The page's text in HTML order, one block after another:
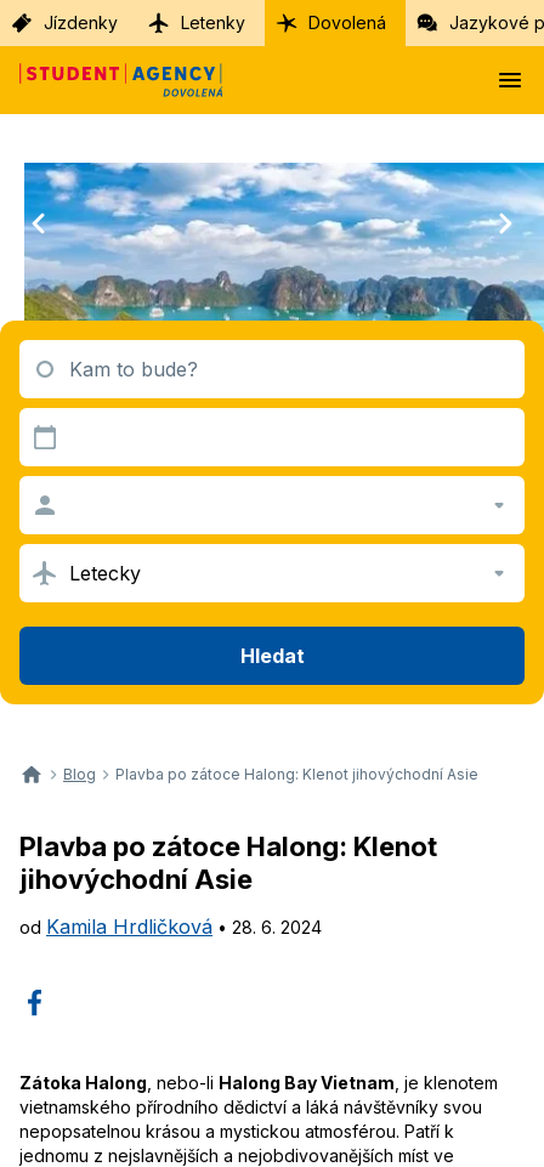
Jízdenky Letenky Dovolená Jazykové
Kam to bude?
Letecky
Hledat
Blog Plavba po zátoce Halong: Klenot jihovýchodní Asie
Plavba po zátoce Halong: Klenot
jihovýchodní Asie
od Kamila Hrdličková • 28. 6. 2024
Zátoka Halong , nebo-li Halong Bay Vietnam , je klenotem
vietnamského přírodního dědictví a láká návštěvníky svou
nepopsatelnou krásou a mystickou atmosférou. Patří k
jednomu z nejslavnějších a nejobdivovanějších míst ve